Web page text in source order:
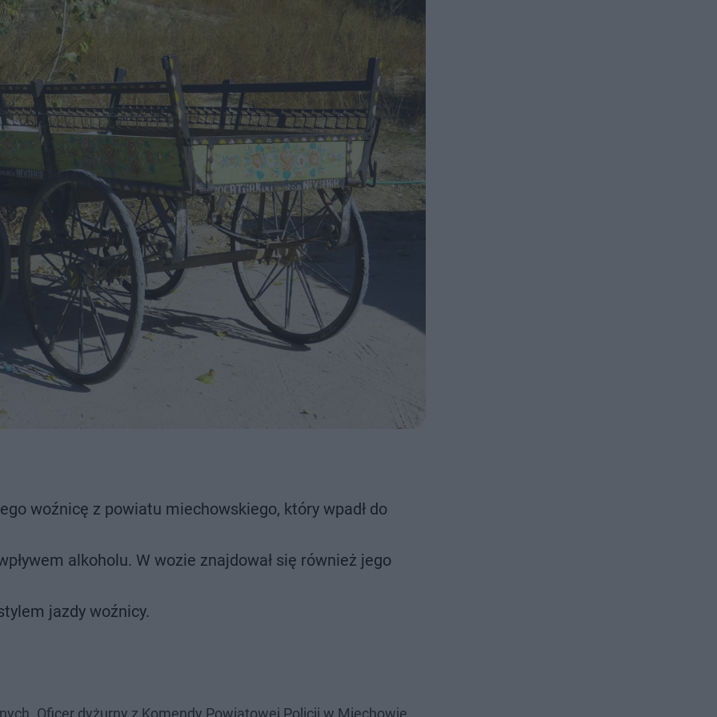
woźnicę z powiatu miechowskiego, który wpadł do
alkoholu. W wozie znajdował się również jego
jazdy woźnicy.
Oficer dyżurny z Komendy Powiatowej Policji w Miechowie